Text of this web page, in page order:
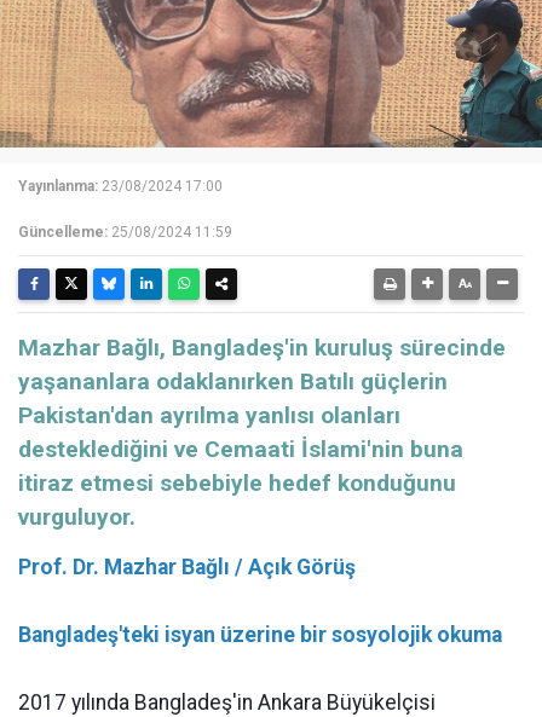
Yayınlanma: 23/08/2024 17:00
Güncelleme: 25/08/2024 11:59
Mazhar Bağlı, Bangladeş'in kuruluş sürecinde
yaşananlara odaklanırken Batılı güçlerin
Pakistan'dan ayrılma yanlısı olanları
desteklediğini ve Cemaati İslami'nin buna
itiraz etmesi sebebiyle hedef konduğunu
vurguluyor.
Prof. Dr. Mazhar Bağlı / Açık Görüş
Bangladeş'teki isyan üzerine bir sosyolojik okuma
2017 yılında Bangladeş'in Ankara Büyükelçisi